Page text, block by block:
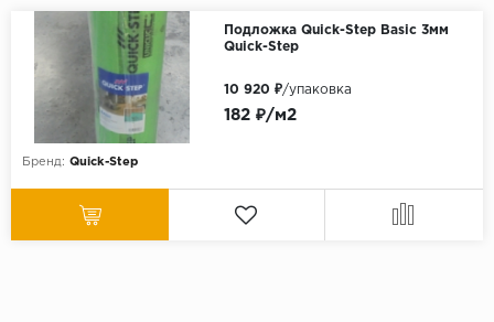
Подложка Quick-Step Basic 3мм
Quick-Step
Бренд: Quick-Step
182 ₽/м2
10 920 ₽/упаковка